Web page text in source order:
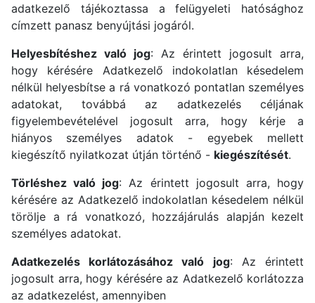
adatkezelő tájékoztassa a felügyeleti hatósághoz
címzett panasz benyújtási jogáról.
Helyesbítéshez való jog: Az érintett jogosult arra,
hogy kérésére Adatkezelő indokolatlan késedelem
nélkül helyesbítse a rá vonatkozó pontatlan személyes
adatokat, továbbá az adatkezelés céljának
figyelembevételével jogosult arra, hogy kérje a
hiányos személyes adatok - egyebek mellett
kiegészítő nyilatkozat útján történő - kiegészítését.
Törléshez való jog: Az érintett jogosult arra, hogy
kérésére az Adatkezelő indokolatlan késedelem nélkül
törölje a rá vonatkozó, hozzájárulás alapján kezelt
személyes adatokat.
Adatkezelés korlátozásához való jog: Az érintett
jogosult arra, hogy kérésére az Adatkezelő korlátozza
az adatkezelést, amennyiben